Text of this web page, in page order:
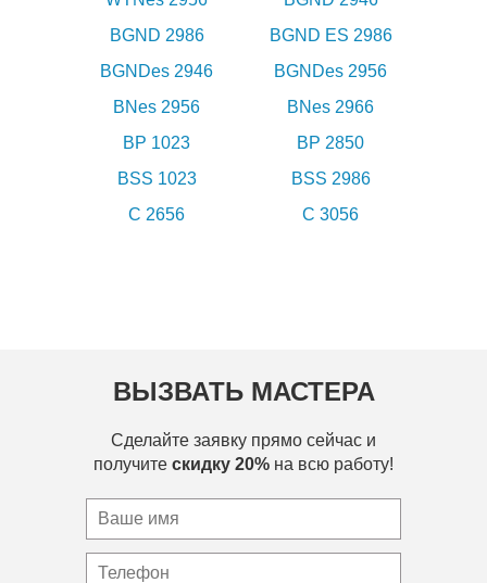
BGND 2986
BGND ES 2986
BGNDes 2946
BGNDes 2956
BNes 2956
BNes 2966
BP 1023
BP 2850
BSS 1023
BSS 2986
C 2656
C 3056
ВЫЗВАТЬ МАСТЕРА
Сделайте заявку прямо сейчас и
получите скидку 20% на всю работу!